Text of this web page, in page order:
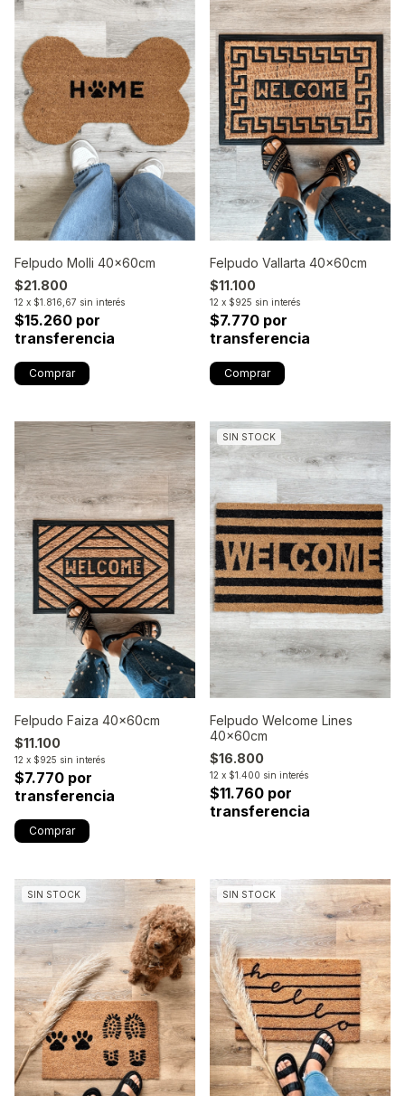
Felpudo Molli 40x60cm
$21.800
12 x $1.816,67 sin interés
$15.260 por
transferencia
Felpudo Vallarta 40x60cm
$11.100
12 x $925 sin interés
$7.770 por
transferencia
Felpudo Faiza 40x60cm
$11.100
12 x $925 sin interés
$7.770 por
transferencia
SIN STOCK
Felpudo Welcome Lines
40x60cm
$16.800
12 x $1.400 sin interés
$11.760 por
transferencia
SIN STOCK SIN STOCK